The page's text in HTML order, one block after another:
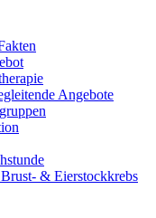
Angebote
& Eierstockkrebs